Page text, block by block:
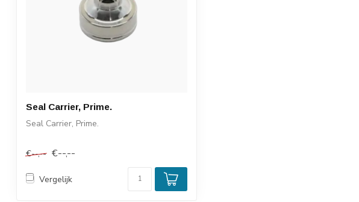
Seal Carrier, Prime.
Seal Carrier, Prime.
€--,-- €--,--
Vergelijk